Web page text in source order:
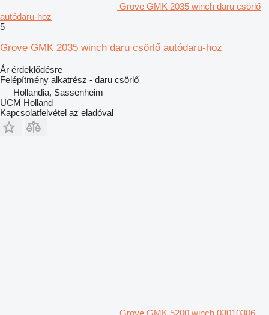
Grove GMK 2035 winch daru csörlő
autódaru-hoz
5
Grove GMK 2035 winch daru csörlő autódaru-hoz
Ár érdeklődésre
Felépítmény alkatrész - daru csörlő
Hollandia, Sassenheim
UCM Holland
Kapcsolatfelvétel az eladóval
Grove GMK 5200 winch 03010306